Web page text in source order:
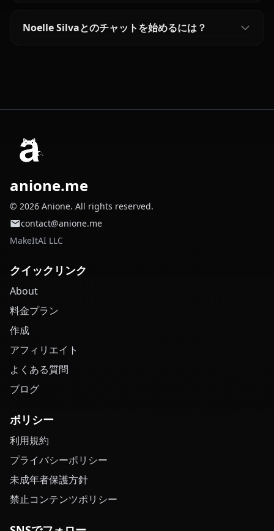
Noelle Silvaとのチャットを始めるには？
anione.me
© 2026 Anione. All rights reserved.
contact@anione.me
MakeItAI LLC
クイックリンク
About
料金プラン
作成
アフィリエイト
よくある質問
ブログ
ポリシー
利用規約
プライバシーポリシー
未成年者保護方針
禁止コンテンツポリシー